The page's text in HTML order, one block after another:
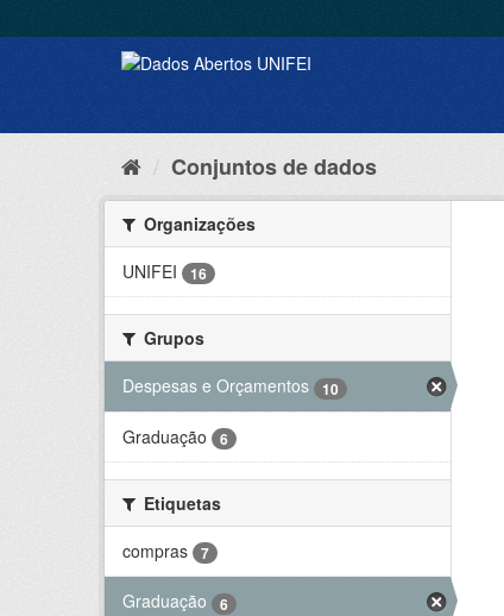
Conjuntos de dados
Organizações
UNIFEI
16
Grupos
Despesas e Orçamentos
10
Graduação 6
Etiquetas
compras
7
Graduação 6